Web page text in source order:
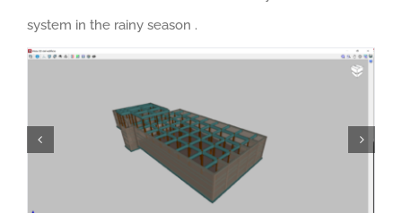
system in the rainy season .